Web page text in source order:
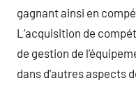
gagnant ainsi en
L’acquisition de
de gestion de
dans d’autres aspects